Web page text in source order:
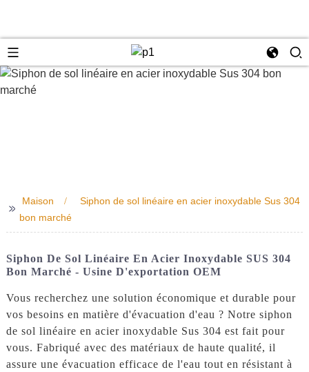
>>
Maison
Siphon de sol linéaire en acier inoxydable Sus 304
bon marché
Siphon De Sol Linéaire En Acier Inoxydable SUS 304
Bon Marché - Usine D'exportation OEM
Vous recherchez une solution économique et durable pour
vos besoins en matière d'évacuation d'eau ? Notre siphon
de sol linéaire en acier inoxydable Sus 304 est fait pour
vous. Fabriqué avec des matériaux de haute qualité, il
assure une évacuation efficace de l'eau tout en résistant à